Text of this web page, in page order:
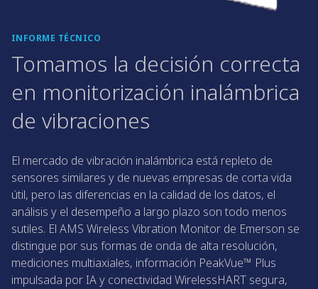
INFORME TÉCNICO
Tomamos la decisión correcta
en monitorización inalámbrica
de vibraciones
El mercado de vibración inalámbrica está repleto de
sensores similares y de nuevas empresas de corta vida
útil, pero las diferencias en la calidad de los datos, el
análisis y el desempeño a largo plazo son todo menos
sutiles. El AMS Wireless Vibration Monitor de Emerson se
distingue por sus formas de onda de alta resolución,
mediciones multiaxiales, información PeakVue™ Plus
impulsada por IA y conectividad WirelessHART segura,